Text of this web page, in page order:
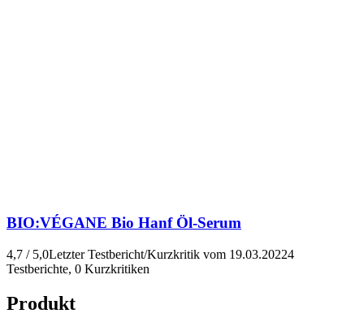
BIO:VÉGANE Bio Hanf Öl-Serum
4,7 / 5,0Letzter Testbericht/Kurzkritik vom 19.03.20224
Testberichte, 0 Kurzkritiken
Produkt